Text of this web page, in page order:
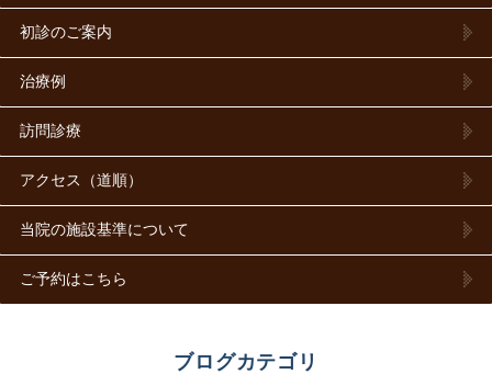
初診のご案内
治療例
訪問診療
アクセス（道順）
当院の施設基準について
ご予約はこちら
ブログカテゴリ